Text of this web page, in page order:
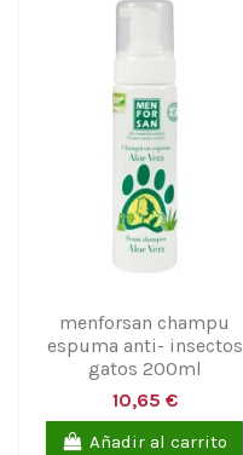
menforsan champu
espuma anti- insectos
gatos 200ml
10,65 €
Añadir al carrito